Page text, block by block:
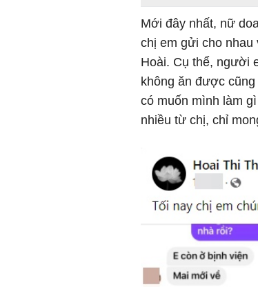
Mới đây nhất, nữ
chị em gửi cho nhau
Hoài. Cụ thể, người
không ăn được
có muốn mình làm
nhiều từ chị, chỉ